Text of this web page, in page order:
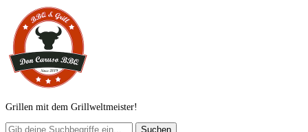
Grillen mit dem Grillweltmeister!